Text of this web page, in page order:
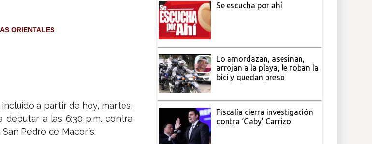
ORIENTALES
a partir de hoy, martes,
a las 6:30 p.m. contra
Pedro de Macorís.
Se escucha por ahí
Lo amordazan, asesinan,
arrojan a la playa, le roban la
bici y quedan preso
Fiscalía cierra investigación
contra ‘Gaby’ Carrizo